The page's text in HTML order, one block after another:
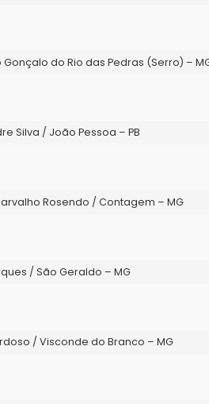
do Rio das Pedras (Serro) –
Silva / João Pessoa – PB
Rosendo / Contagem – MG
/ São Geraldo – MG
/ Visconde do Branco – MG